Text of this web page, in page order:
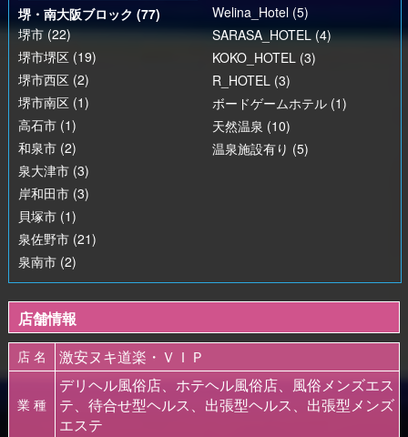
堺・南大阪ブロック (77)
堺市 (22)
堺市堺区 (19)
堺市西区 (2)
堺市南区 (1)
高石市 (1)
和泉市 (2)
泉大津市 (3)
岸和田市 (3)
貝塚市 (1)
泉佐野市 (21)
泉南市 (2)
Welina_Hotel (5)
SARASA_HOTEL (4)
KOKO_HOTEL (3)
R_HOTEL (3)
ボードゲームホテル (1)
天然温泉 (10)
温泉施設有り (5)
店舗情報
店 名 激安ヌキ道楽・ＶＩＰ
業 種
デリヘル風俗店、ホテヘル風俗店、風俗メンズエス
テ、待合せ型ヘルス、出張型ヘルス、出張型メンズ
エステ